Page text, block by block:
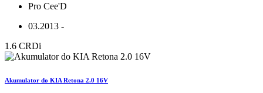
Pro Cee'D
03.2013 -
1.6 CRDi
Akumulator do KIA Retona 2.0 16V